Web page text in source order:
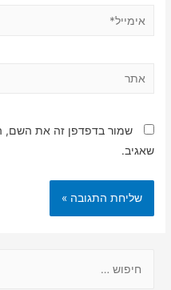
שמור בדפדפן זה את השם,
שאגיב.